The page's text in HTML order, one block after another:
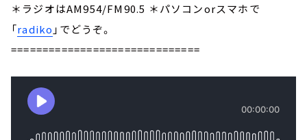
＊ラジオはAM954/FM90.5 ＊パソコンorスマホで
「radiko 」でどうぞ。
==============================